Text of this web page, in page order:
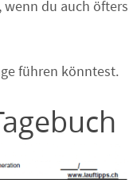
du auch öfters
führen könntest.